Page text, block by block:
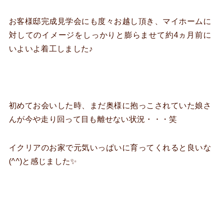
お客様邸完成見学会にも度々お越し頂き、マイホームに
対してのイメージをしっかりと膨らませて約4ヵ月前に
いよいよ着工しました♪
初めてお会いした時、まだ奥様に抱っこされていた娘さ
んが今や走り回って目も離せない状況・・・笑
イクリアのお家で元気いっぱいに育ってくれると良いな
(^^)と感じました✨